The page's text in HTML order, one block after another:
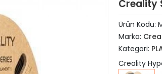
Creality
Ürün Kodu:
Marka:
Kategori:
Creality